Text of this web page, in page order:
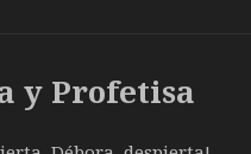
y Profetisa